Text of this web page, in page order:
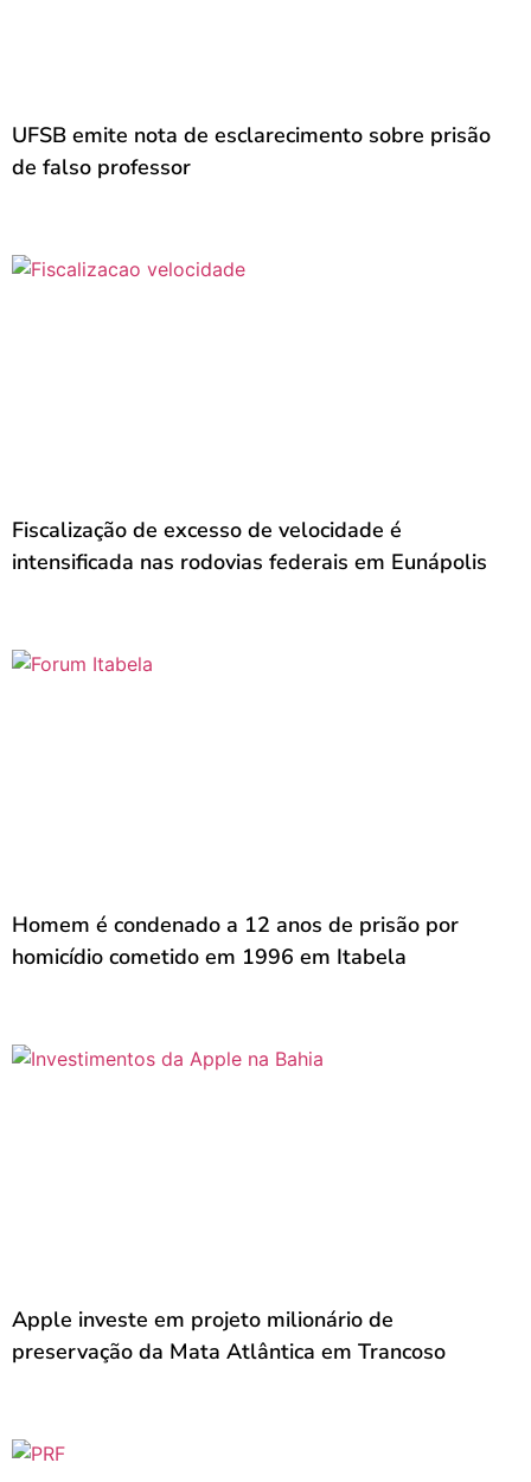
UFSB emite nota de esclarecimento sobre prisão
de falso professor
Fiscalização de excesso de velocidade é
intensificada nas rodovias federais em Eunápolis
Homem é condenado a 12 anos de prisão por
homicídio cometido em 1996 em Itabela
Apple investe em projeto milionário de
preservação da Mata Atlântica em Trancoso